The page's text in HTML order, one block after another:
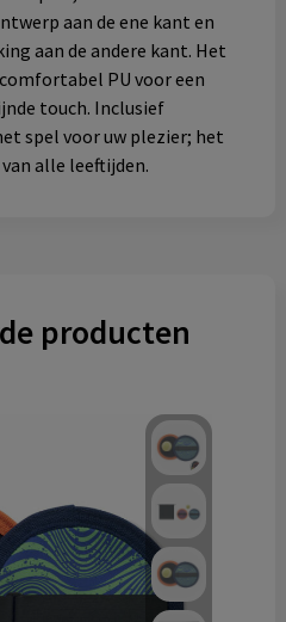
aan de ene kant en
aan de andere kant. Het
PU voor een
touch. Inclusief
spel voor uw plezier; het
alle leeftijden.
producten